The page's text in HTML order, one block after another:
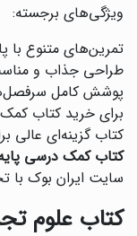
ویژگی‌های برجسته:
تمرین‌های متنوع
طراحی جذاب و
پوشش کامل
برای خرید کتاب
کتاب گزینه‌ای
کتاب کمک درسی
سایت ایران بوک
کتاب علوم